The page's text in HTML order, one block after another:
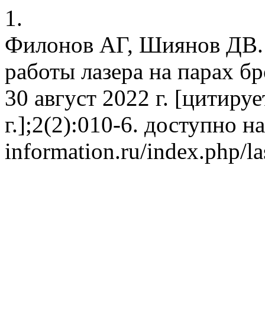
1.
Филонов АГ, Шиянов
работы лазера на парах
30 август 2022 г.
г.];2(2):010-6. доступно
information.ru/index.php/